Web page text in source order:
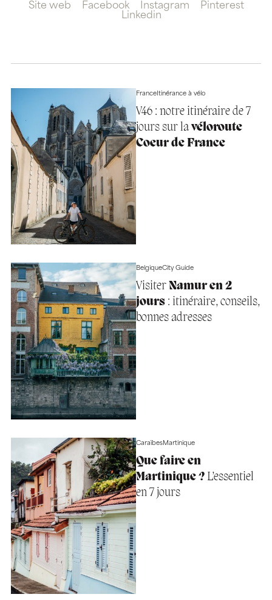
Site web Facebook Instagram
Pinterest
Linkedin
FranceItinérance à vélo
V46 : notre itinéraire de 7
jours sur lavéloroute
Coeur de France
BelgiqueCity Guide
Visiter Namur en 2
jours: itinéraire, conseils,
bonnes adresses
CaraïbesMartinique
Que faire en
Martinique ?L’essentiel
en 7 jours